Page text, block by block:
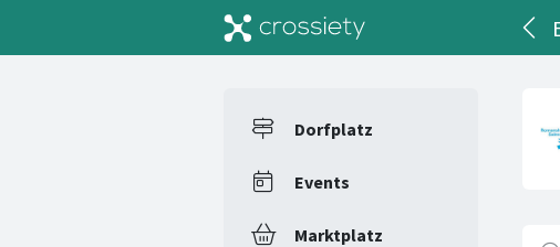
Dorfplatz
Events
Marktplatz